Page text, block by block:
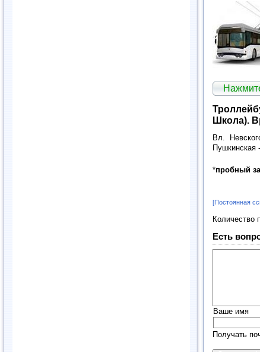
Школа).
Вл.
Пушкинская
*пробный
[Постоянная
Количество
Есть
Ваше имя
Получать